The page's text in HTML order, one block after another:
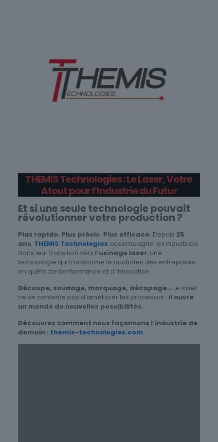
THEMIS Technologies: Le Laser, Votre
Atout pour l’Industrie du Futur
Et si une seule technologie pouvait
révolutionner votre production ?
Plus rapide. Plus précis. Plus efficace. Depuis 25
ans, THEMIS Technologies accompagne les industriels
dans leur transition vers l’usinage laser, une
technologie qui transforme le quotidien des entreprises
en quête de performance et d’innovation.
Découpe, soudage, marquage, décapage… Le laser
ne se contente pas d’améliorer les processus : il ouvre
un monde de nouvelles possibilités.
Découvrez comment nous façonnons l’industrie de
demain : themis-technologies.com